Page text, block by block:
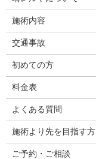
施術内容
交通事故
初めての方
料金表
よくある質問
施術より先を目指す方
ご予約・ご相談